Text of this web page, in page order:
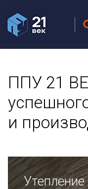
ППУ 21
и
Утепление